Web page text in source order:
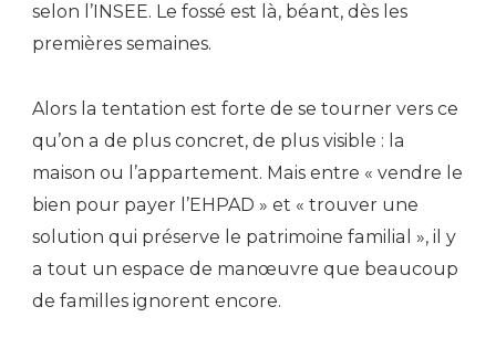
selon l’INSEE. Le fossé est là, béant, dès les
premières semaines.
Alors la tentation est forte de se tourner vers ce
qu’on a de plus concret, de plus visible : la
maison ou l’appartement. Mais entre « vendre le
bien pour payer l’EHPAD » et « trouver une
solution qui préserve le patrimoine familial », il y
a tout un espace de manœuvre que beaucoup
de familles ignorent encore.